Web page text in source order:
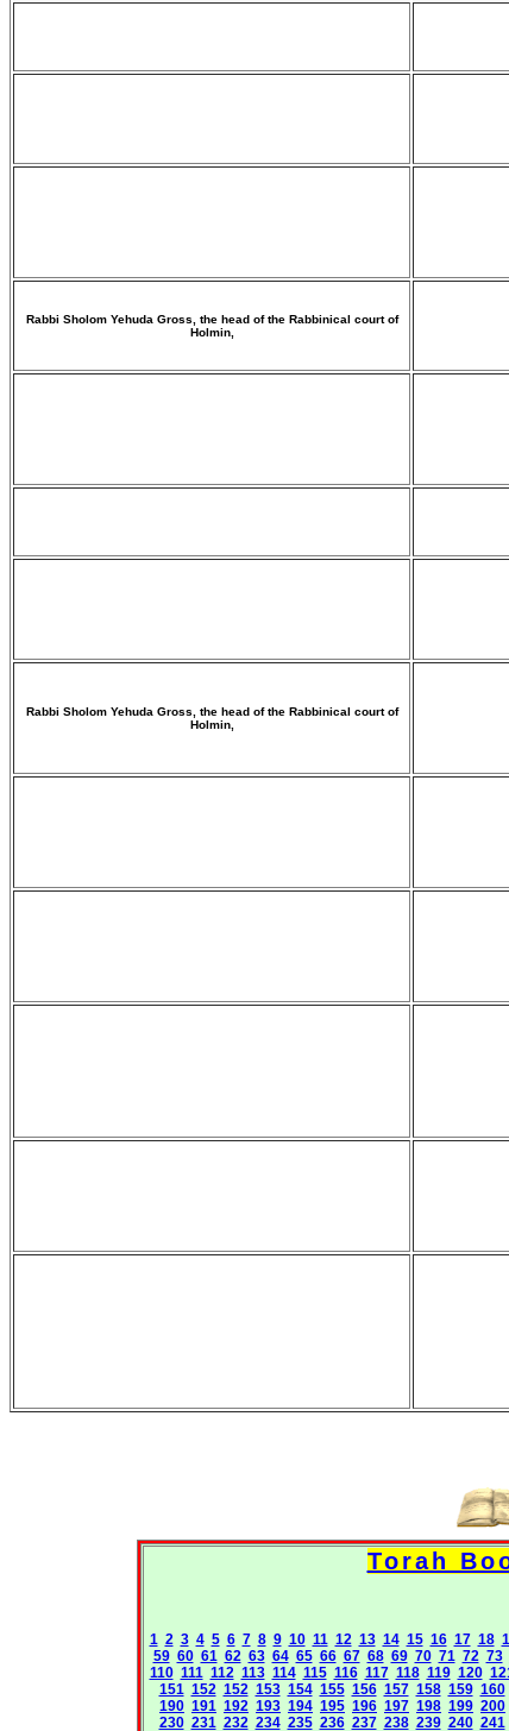
Rabbi Sholom Yehuda Gross, the head of the Rabbinical court of
Holmin,
Rabbi Sholom Yehuda Gross, the head of the Rabbinical court of
Holmin,
1 2 3 4 5 6 7 8 9 10 11 12 13 14 15 16 17 18
59 60 61 62 63 64 65 66 67 68 69 70 71 72 73
110 111 112 113 114 115 116 117 118 119 120
151 152 152 153 154 155 156 157 158 159 160
190 191 192 193 194 195 196 197 198 199 200
230 231 232 234 235 236 237 238 239 240 241